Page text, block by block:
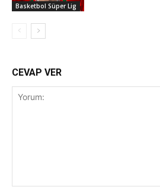
Basketbol Süper Lig
CEVAP VER